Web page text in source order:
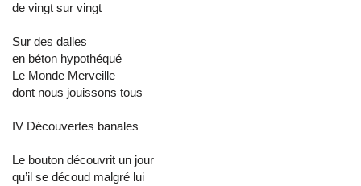
de vingt sur vingt
Sur des dalles
en béton hypothéqué
Le Monde Merveille
dont nous jouissons tous
IV Découvertes banales
Le bouton découvrit un jour
qu’il se découd malgré lui